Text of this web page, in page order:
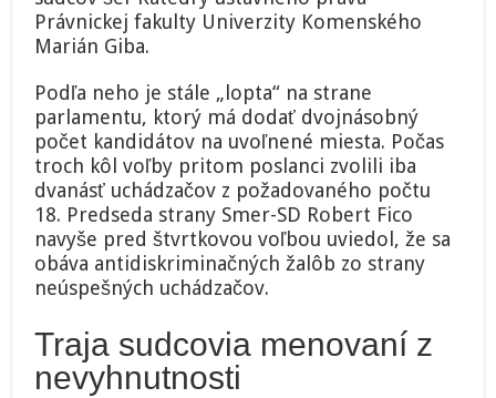
Právnickej fakulty Univerzity Komenského
Marián Giba.
Podľa neho je stále „lopta“ na strane
parlamentu, ktorý má dodať dvojnásobný
počet kandidátov na uvoľnené miesta. Počas
troch kôl voľby pritom poslanci zvolili iba
dvanásť uchádzačov z požadovaného počtu
18. Predseda strany Smer-SD Robert Fico
navyše pred štvrtkovou voľbou uviedol, že sa
obáva antidiskriminačných žalôb zo strany
neúspešných uchádzačov.
Traja sudcovia menovaní z
nevyhnutnosti